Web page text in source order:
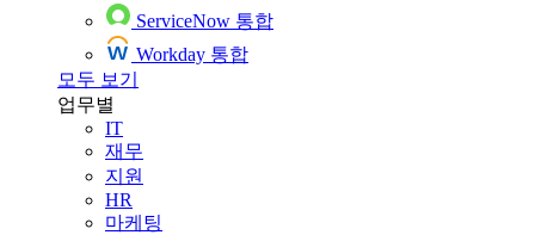
ServiceNow 통합
Workday 통합
모두 보기
업무별
IT
재무
지원
HR
마케팅